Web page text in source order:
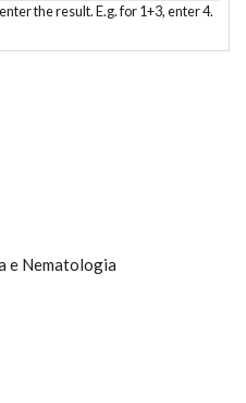
the result. E.g. for 1+3, enter 4.
e Nematologia